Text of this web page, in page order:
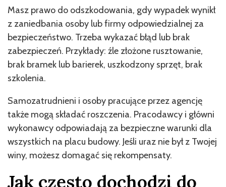
Masz prawo do odszkodowania, gdy wypadek wynikł
z zaniedbania osoby lub firmy odpowiedzialnej za
bezpieczeństwo. Trzeba wykazać błąd lub brak
zabezpieczeń. Przykłady: źle złożone rusztowanie,
brak bramek lub barierek, uszkodzony sprzęt, brak
szkolenia.
Samozatrudnieni i osoby pracujące przez agencję
także mogą składać roszczenia. Pracodawcy i główni
wykonawcy odpowiadają za bezpieczne warunki dla
wszystkich na placu budowy. Jeśli uraz nie był z Twojej
winy, możesz domagać się rekompensaty.
Jak często dochodzi do